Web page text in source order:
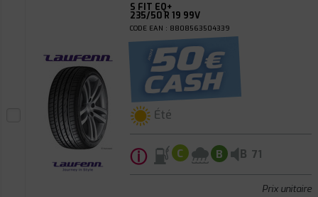
S FIT EQ+
235/50 R 19 99V
CODE EAN : 8808563504339
Été
ⓘ C B B 71
Prix unitaire